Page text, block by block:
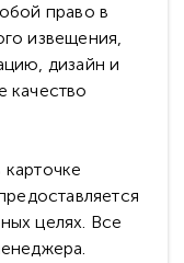
право в
извещения,
дизайн и
качество
целях. Все